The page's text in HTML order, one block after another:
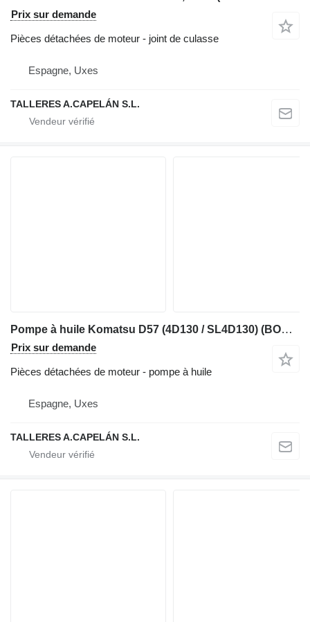
Prix sur demande
Pièces détachées de moteur - joint de culasse
Espagne, Uxes
TALLERES A.CAPELÁN S.L.
Pompe à huile Komatsu D57 (4D130 / SL4D130) (BOMBA DE ACEITE) pour chargeuse sur chenilles Komatsu D57
Prix sur demande
Pièces détachées de moteur - pompe à huile
Espagne, Uxes
TALLERES A.CAPELÁN S.L.